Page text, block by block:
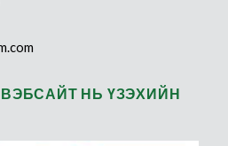
НЬ ҮЗЭХИЙН